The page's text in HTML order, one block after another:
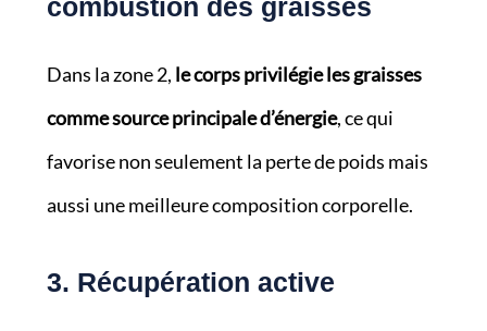
combustion des graisses
Dans la zone 2, le corps privilégie les graisses
comme source principale d’énergie, ce qui
favorise non seulement la perte de poids mais
aussi une meilleure composition corporelle.
3. Récupération active